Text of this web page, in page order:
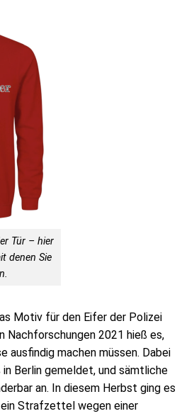
Tür – hier
denen Sie
Motiv für den Eifer der Polizei
Nachforschungen 2021 hieß es,
ausfindig machen müssen. Dabei
Berlin gemeldet, und sämtliche
an. In diesem Herbst ging es
ein Strafzettel wegen einer